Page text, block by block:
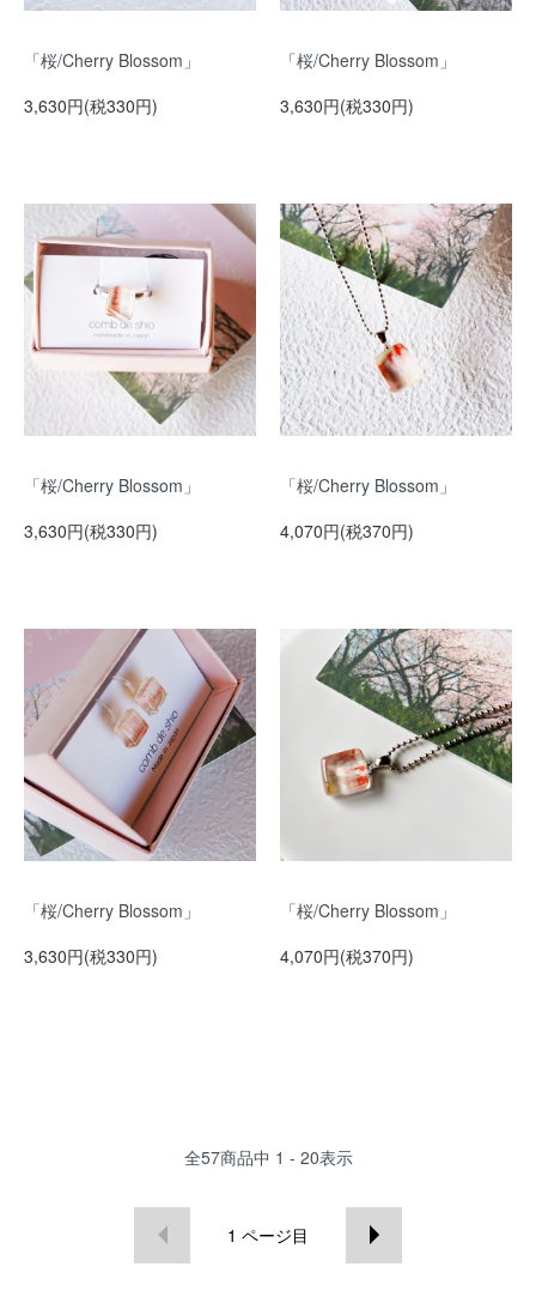
「桜/Cherry Blossom」
3,630円(税330円)
「桜/Cherry Blossom」
3,630円(税330円)
「桜/Cherry Blossom」
3,630円(税330円)
「桜/Cherry Blossom」
4,070円(税370円)
「桜/Cherry Blossom」
3,630円(税330円)
「桜/Cherry Blossom」
4,070円(税370円)
全57商品中 1 - 20表示
1 ページ目